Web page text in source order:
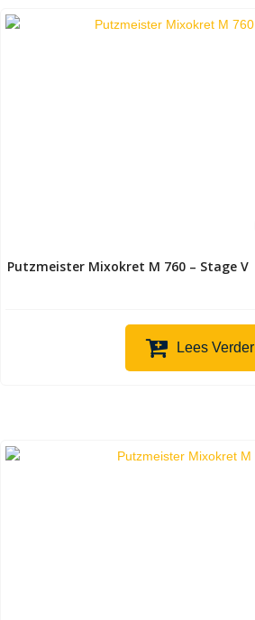
Putzmeister Mixokret M 760 – Stage V
Lees Verder